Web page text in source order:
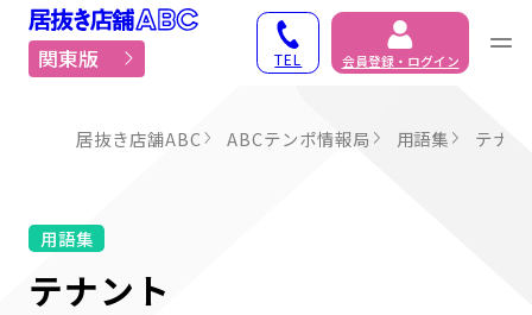
居抜き物件・貸店舗で
関東版 TEL 会員登録・ログイン
居抜き店舗ABC ABCテンポ情報局 用語集 テナ
用語集
テナント